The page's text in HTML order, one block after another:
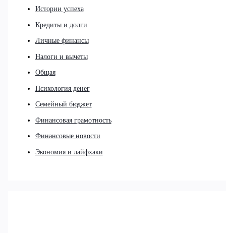
Истории успеха
Кредиты и долги
Личные финансы
Налоги и вычеты
Общая
Психология денег
Семейный бюджет
Финансовая грамотность
Финансовые новости
Экономия и лайфхаки